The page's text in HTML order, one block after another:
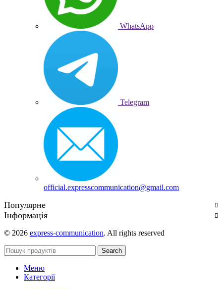
WhatsApp
Telegram
official.expresscommunication@gmail.com
Популярне
Інформація
© 2026 express-communication. All rights reserved
Search
Меню
Категорії